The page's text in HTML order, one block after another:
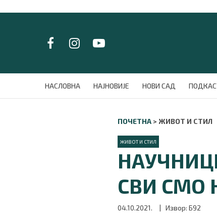
НАСЛОВНА НАЈНОВИЈЕ НОВИ САД
ПОЧЕТНА > ЖИВОТ И СТИЛ
ЖИВОТ И СТИЛ
СВИ СМО
04.10.2021. | Извор: Б92
НАСЛОВНА
НАЈНОВИЈЕ